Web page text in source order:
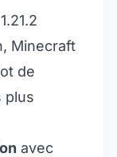
Minecraft
de
plus
avec